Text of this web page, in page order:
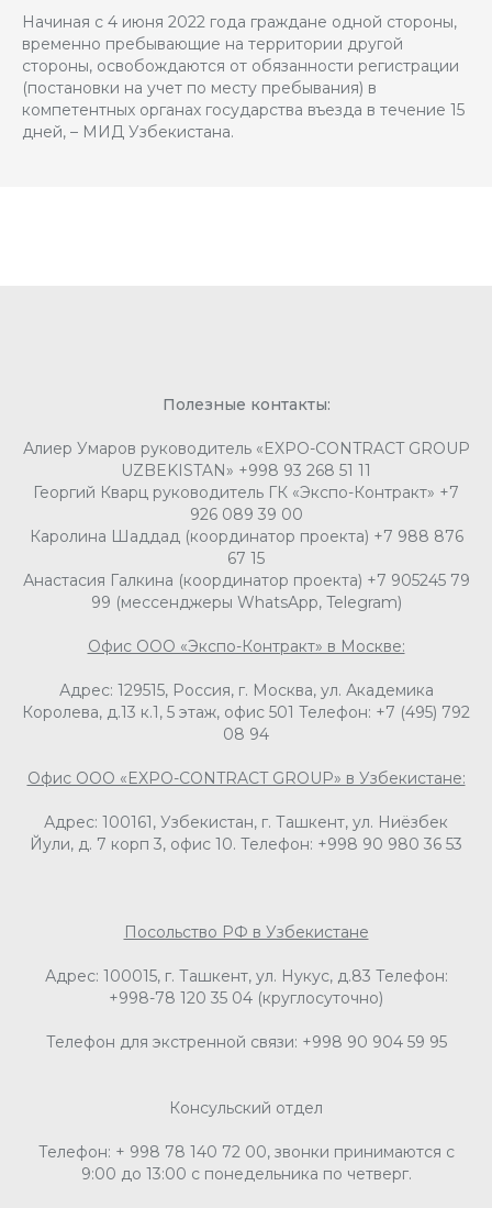
Начиная с 4 июня 2022 года граждане одной стороны,
временно пребывающие на территории другой
стороны, освобождаются от обязанности регистрации
(постановки на учет по месту пребывания) в
компетентных органах государства въезда в течение 15
дней, – МИД Узбекистана.
Полезные контакты:
Алиер Умаров руководитель «EXPO-CONTRACT GROUP
UZBEKISTAN» +998 93 268 51 11
Георгий Кварц руководитель ГК «Экспо-Контракт» +7
926 089 39 00
Каролина Шаддад (координатор проекта) +7 988 876
67 15
Анастасия Галкина (координатор проекта) +7 905245 79
99 (мессенджеры WhatsApp, Telegram)
Офис ООО «Экспо-Контракт» в Москве:
Адрес: 129515, Россия, г. Москва, ул. Академика
Королева, д.13 к.1, 5 этаж, офис 501 Телефон: +7 (495) 792
08 94
Офис ООО «EXPO-CONTRACT GROUP» в Узбекистане:
Адрес: 100161, Узбекистан, г. Ташкент, ул. Ниёзбек
Йули, д. 7 корп 3, офис 10. Телефон: +998 90 980 36 53
Посольство РФ в Узбекистане
Адрес: 100015, г. Ташкент, ул. Нукус, д.83 Телефон:
+998-78 120 35 04 (круглосуточно)
Телефон для экстренной связи: +998 90 904 59 95
Консульский отдел
Телефон: + 998 78 140 72 00, звонки принимаются с
9:00 до 13:00 с понедельника по четверг.